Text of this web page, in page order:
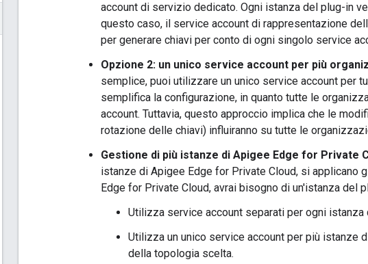
account di servizio dedicato. Ogni istanza del plug-in
questo caso, il service account di rappresentazione
per generare chiavi per conto di ogni singolo service
Opzione 2: un unico service account per più
semplice, puoi utilizzare un unico service account per
semplifica la configurazione, in quanto tutte le
account. Tuttavia, questo approccio implica che le
rotazione delle chiavi) influiranno su tutte le
Gestione di più istanze di Apigee Edge for Private
istanze di Apigee Edge for Private Cloud, si applicano
Edge for Private Cloud, avrai bisogno di un'istanza del
Utilizza service account separati per ogni
Utilizza un unico service account per più istanze
della topologia scelta.